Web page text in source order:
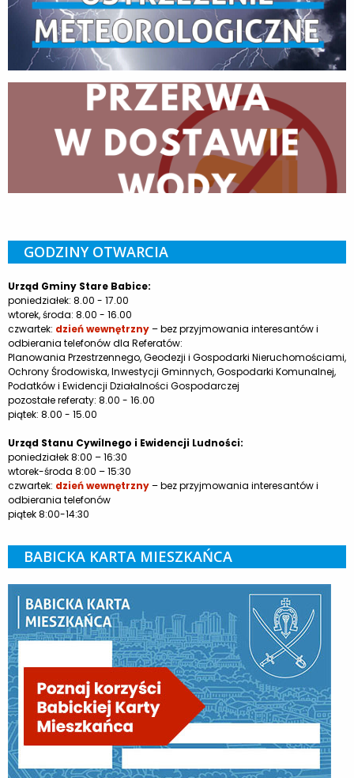
GODZINY OTWARCIA
Urząd Gminy Stare Babice:
poniedziałek: 8.00 - 17.00
wtorek, środa: 8.00 - 16.00
czwartek: dzień wewnętrzny– bez przyjmowania interesantów i
odbierania telefonów dla Referatów:
Planowania Przestrzennego, Geodezji i Gospodarki Nieruchomościami,
Ochrony Środowiska, Inwestycji Gminnych, Gospodarki Komunalnej,
Podatków i Ewidencji Działalności Gospodarczej
pozostałe referaty: 8.00 - 16.00
piątek: 8.00 - 15.00
Urząd Stanu Cywilnego i Ewidencji Ludności:
poniedziałek 8:00 – 16:30
wtorek-środa 8:00 – 15:30
czwartek: dzień wewnętrzny– bez przyjmowania interesantów i
odbierania telefonów
piątek 8:00-14:30
BABICKA KARTA MIESZKAŃCA